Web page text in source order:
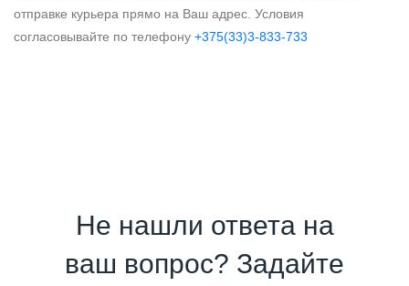
отправке курьера прямо на Ваш адрес. Условия
согласовывайте по телефону +375(33)3-833-733
Не нашли ответа на
ваш вопрос? Задайте